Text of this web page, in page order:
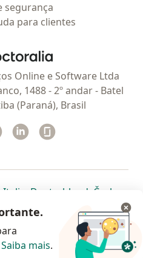
segurança
para clientes
Doctoralia - Homepage
Online e Software Ltda
1488 - 2º andar - Batel
(Paraná), Brasil
num novo separador
Instagram
abre num novo separador
Linkedin
abre num novo
novo separador
abre num novo separador
Italia abre num novo
Deutschlandabre num
Česko
separador
novo separador
abre num novo separador
Brasil abre num novoabre num
abre
abre num novo
2026 - Agende agora sua
Saiba mais.